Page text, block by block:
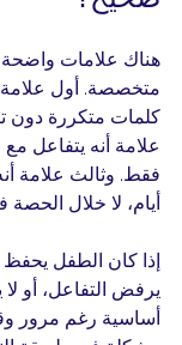
هناك علامات واضحة
متخصصة. أول علامة
كلمات متكررة دون
علامة أنه يتفاعل مع
فقط. وثالث علامة
أيام، لا خلال الحصة
إذا كان الطفل يحفظ
يرفض التفاعل، أو
أساسية رغم مرور